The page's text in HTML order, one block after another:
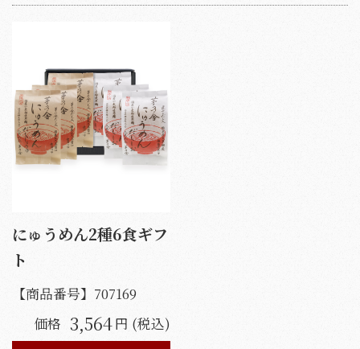
にゅうめん2種6食ギフ
ト
【商品番号】 707169
価格 3,564円 (税込)